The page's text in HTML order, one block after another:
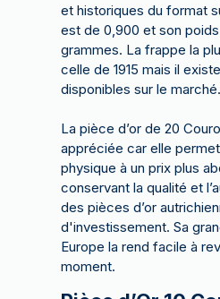
et historiques du format
est de 0,900 et son poids
grammes. La frappe la
celle de 1915 mais il
disponibles sur le marché.
La pièce d’or de 20
appréciée car elle
physique à un prix plus
conservant la qualité et
des pièces d’or
d'investissement. Sa
Europe la rend facile à
moment.